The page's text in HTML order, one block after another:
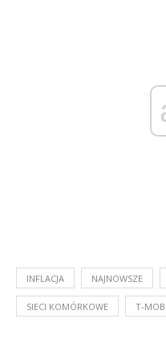
INFLACJA NAJNOWSZE
SIECI KOMÓRKOWE T-